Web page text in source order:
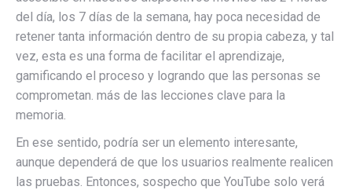
del día, los 7 días de la semana, hay poca necesidad de
retener tanta información dentro de su propia cabeza, y tal
vez, esta es una forma de facilitar el aprendizaje,
gamificando el proceso y logrando que las personas se
comprometan. más de las lecciones clave para la
memoria.
En ese sentido, podría ser un elemento interesante,
aunque dependerá de que los usuarios realmente realicen
las pruebas. Entonces, sospecho que YouTube solo verá